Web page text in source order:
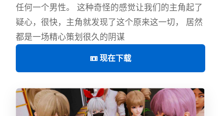
任何一个男性。 这种奇怪的感觉让我们的主角起了
疑心，很快，主角就发现了这个原来这一切， 居然
都是一场精心策划很久的阴谋
📼 现在下载